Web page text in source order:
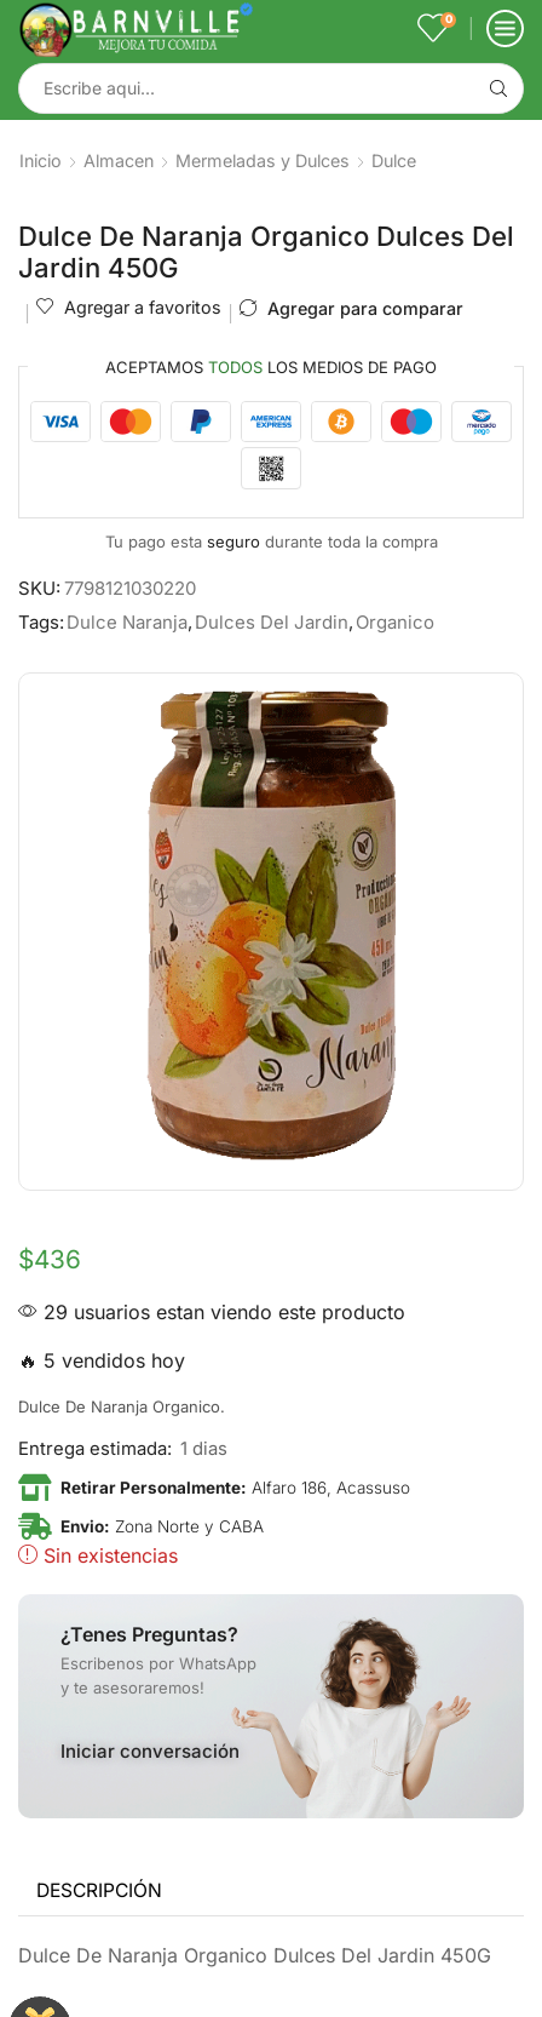
0
Inicio Almacen Mermeladas y Dulces Dulce
Dulce De Naranja Organico Dulces Del
Jardin 450G
Agregar a favoritos Agregar para comparar
ACEPTAMOS TODOS LOS MEDIOS DE PAGO
Tu pago esta segurodurante toda la compra
SKU: 7798121030220
Tags: Dulce Naranja, Dulces Del Jardin, Organico
$436
29 usuarios estan viendo este producto
🔥 5 vendidos hoy
Dulce De Naranja Organico.
Entrega estimada: 1 dias
Retirar Personalmente: Alfaro 186, Acassuso
Envio: Zona Norte y CABA
Sin existencias
¿Tenes Preguntas?
Escribenos por WhatsApp
y te asesoraremos!
Iniciar conversación
DESCRIPCIÓN
Dulce De Naranja Organico Dulces Del Jardin 450G